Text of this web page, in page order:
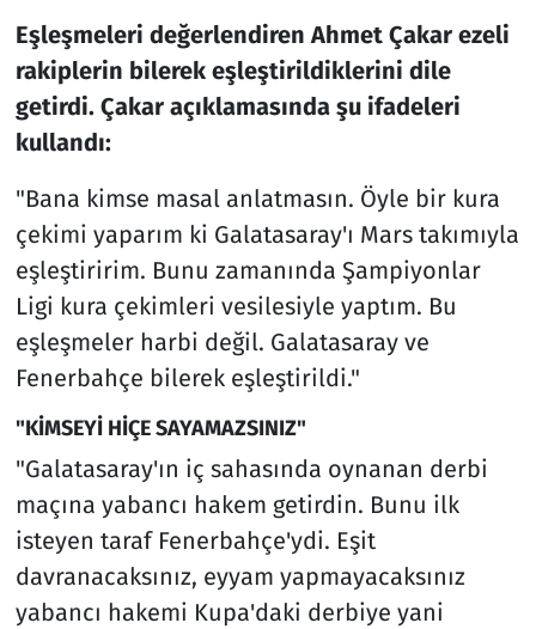
Eşleşmeleri değerlendiren Ahmet Çakar ezeli
rakiplerin bilerek eşleştirildiklerini dile
getirdi. Çakar açıklamasında şu ifadeleri
kullandı:
"Bana kimse masal anlatmasın. Öyle bir kura
çekimi yaparım ki Galatasaray'ı Mars takımıyla
eşleştiririm. Bunu zamanında Şampiyonlar
Ligi kura çekimleri vesilesiyle yaptım. Bu
eşleşmeler harbi değil. Galatasaray ve
Fenerbahçe bilerek eşleştirildi."
"KİMSEYİ HİÇE SAYAMAZSINIZ"
"Galatasaray'ın iç sahasında oynanan derbi
maçına yabancı hakem getirdin. Bunu ilk
isteyen taraf Fenerbahçe'ydi. Eşit
davranacaksınız, eyyam yapmayacaksınız
yabancı hakemi Kupa'daki derbiye yani